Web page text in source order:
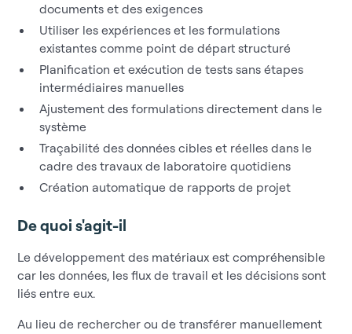
documents et des exigences
Utiliser les expériences et les formulations
existantes comme point de départ structuré
Planification et exécution de tests sans étapes
intermédiaires manuelles
Ajustement des formulations directement dans le
système
Traçabilité des données cibles et réelles dans le
cadre des travaux de laboratoire quotidiens
Création automatique de rapports de projet
De quoi s'agit-il
Le développement des matériaux est compréhensible
car les données, les flux de travail et les décisions sont
liés entre eux.
Au lieu de rechercher ou de transférer manuellement